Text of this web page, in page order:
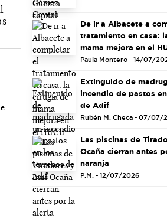
De ir a Albacete a
tratamiento en casa:
mama mejora en el
Paula Montero - 14/07/
Extinguido de
incendio de pastos
de Adif
Rubén M. Checa - 07/07/
Las piscinas de
Ocaña cierran antes
naranja
P.M. - 12/07/2026